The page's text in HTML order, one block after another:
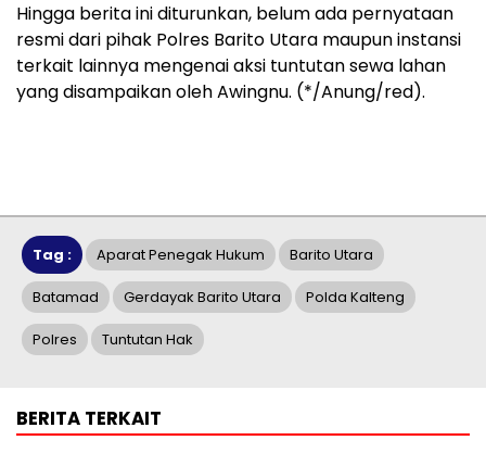
Hingga berita ini diturunkan, belum ada pernyataan
resmi dari pihak Polres Barito Utara maupun instansi
terkait lainnya mengenai aksi tuntutan sewa lahan
yang disampaikan oleh Awingnu. (*/Anung/red).
Tag : Aparat Penegak Hukum Barito Utara
Batamad Gerdayak Barito Utara Polda Kalteng
Polres Tuntutan Hak
BERITA TERKAIT